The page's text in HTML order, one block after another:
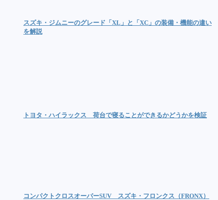
スズキ・ジムニーのグレード「XL」と「XC」の装備・機能の違い
を解説
トヨタ・ハイラックス 荷台で寝ることができるかどうかを検証
コンパクトクロスオーバーSUV スズキ・フロンクス（FRONX）